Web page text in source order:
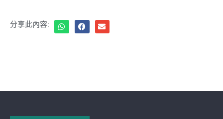
分享此內容: